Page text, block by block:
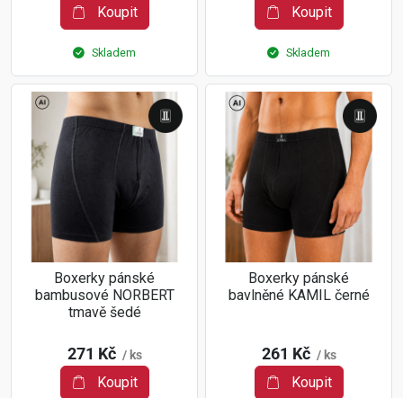
Koupit
Skladem
Koupit
Skladem
Boxerky pánské
bambusové NORBERT
tmavě šedé
271 Kč / ks
Koupit
Boxerky pánské
bavlněné KAMIL černé
261 Kč / ks
Koupit